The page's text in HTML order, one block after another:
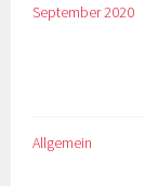
September 2020
Allgemein